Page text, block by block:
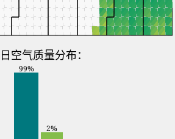
空气质量分布：
99%
2%